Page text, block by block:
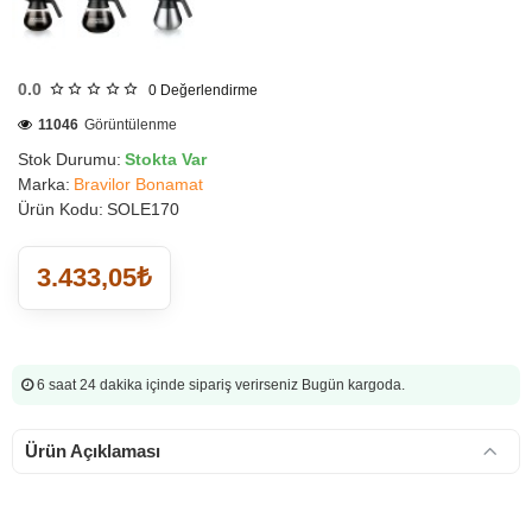
0.0 0 Değerlendirme
Stok Durumu: Stokta Var
Marka: Bravilor Bonamat
Ürün Kodu: SOLE170
11046 Görüntülenme
3.433,05₺
6 saat 24 dakika içinde sipariş verirseniz Bugün kargoda.
Ürün Açıklaması